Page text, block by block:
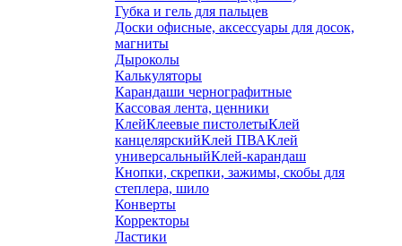
Губка и гель для пальцев
Доски офисные, аксессуары для досок,
магниты
Дыроколы
Калькуляторы
Карандаши чернографитные
Кассовая лента, ценники
КлейКлеевые пистолетыКлей
канцелярскийКлей ПВАКлей
универсальныйКлей-карандаш
Кнопки, скрепки, зажимы, скобы для
степлера, шило
Конверты
Корректоры
Ластики